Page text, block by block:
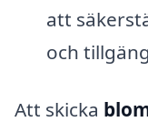
att
och
Att skicka